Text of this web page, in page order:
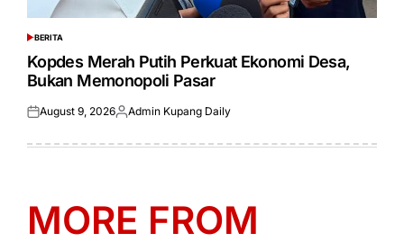
POSTED
IN
BERITA
Kopdes Merah Putih Perkuat Ekonomi Desa,
Bukan Memonopoli Pasar
Posted
August 9, 2026Posted
Admin Kupang Daily
MORE FROM